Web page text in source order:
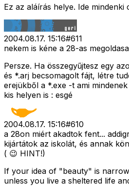
Ez az aláírás helye. Ide mindenki
2004.08.17. 15:16#611
nekem is kéne a 28-as
Persze. Ha összegyűjtesz egy
és *.arj becsomagolt fájt, létre
erejükből a *.exe -t ami
kis helyen is : esgé
2004.08.17. 15:16#610
a 28on miért akadtok fent...
kijártátok az iskolát, és annak
( 😉 HINT!)
If your idea of "beauty" is
unless you live a sheltered life